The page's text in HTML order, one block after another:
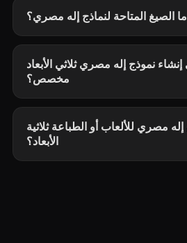
ما الصيغ المتاحة لنماذج إله مصري؟
نموذج إله مصري ثلاثي الأبعاد
مخصص؟
مصري للألعاب أو الطباعة ثلاثية
الأبعاد؟